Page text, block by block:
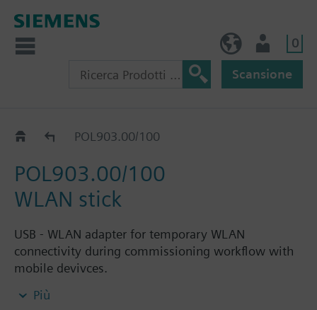
0
Scansione
Accessories for DXR1.E..
POL903.00/100
POL903.00/100
WLAN stick
USB - WLAN adapter for temporary WLAN
connectivity during commissioning workflow with
mobile devivces.
Informazioni aggiuntive
Più